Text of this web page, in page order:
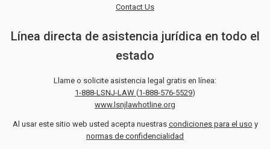
Contact Us
Línea directa de asistencia jurídica en todo el
estado
Llame o solicite asistencia legal gratis en línea:
1-888-LSNJ-LAW (1-888-576-5529)
www.lsnjlawhotline.org
Al usar este sitio web usted acepta nuestras condiciones para el uso y
normas de confidencialidad